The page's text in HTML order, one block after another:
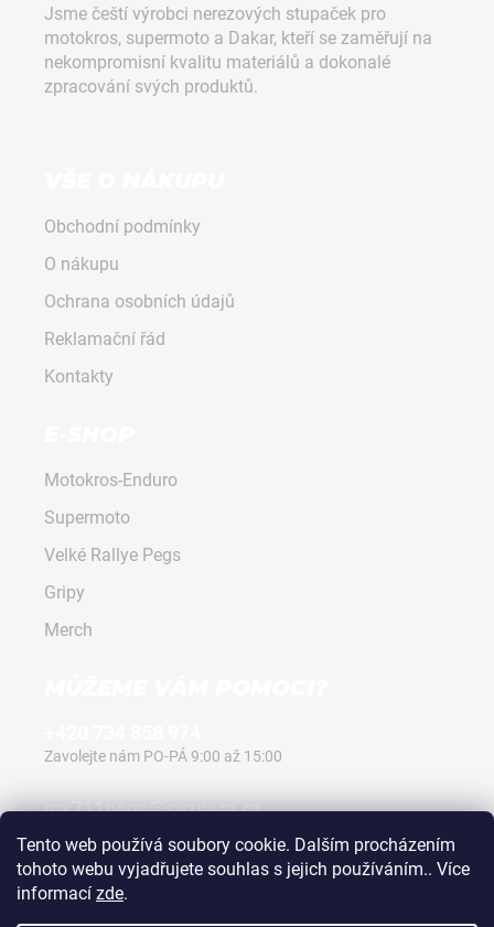
Tento web používá soubory cookie. Dalším procházením
tohoto webu vyjadřujete souhlas s jejich používáním.. Více
informací zde.
Jsme čeští výrobci nerezových stupaček pro
motokros, supermoto a Dakar, kteří se zaměřují na
nekompromisní kvalitu materiálů a dokonalé
zpracování svých produktů.
Obchodní podmínky
O nákupu
Ochrana osobních údajů
Reklamační řád
Kontakty
Motokros-Enduro
Supermoto
Velké Rallye Pegs
Gripy
Merch
Zavolejte nám PO-PÁ 9:00 až 15:00
mx711pegs@seznam.cz